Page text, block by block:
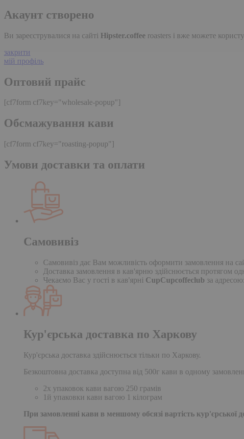
Акаунт створено
Ви зареєструвалися на сайті Hipster.coffee roasters і вже можете
закрити
мій профіль
Оптовий прайс
[cf7form cf7key="wholesale-popup"]
Обсмажування кави
[cf7form cf7key="roasting-popup"]
Умови доставки та оплати
Самовивіз
Самовивіз дає Вам можливість оформити замовлення на
Доставка замовлення в кав'ярню здійснюється протягом
Чекаємо Вас у гості в кав'ярні CupCupcoffeclub за
Кур'єрська доставка по Харкову
Кур'єрська доставка здійснюється тільки по Харкову.
Безкоштовна доставка доступна від 500г кави в одному
2х упаковок кави вагою 250 грамів
1й упаковки кави вагою 1 кілограм
При замовленні кави в меншому обсязі вартість кур'єрської